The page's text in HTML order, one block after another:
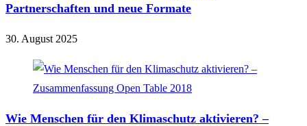
Partnerschaften und neue Formate
30. August 2025
Wie Menschen für den Klimaschutz aktivieren? –